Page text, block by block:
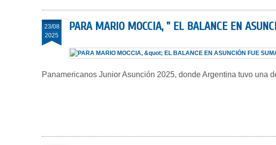
23/08
2025
PARA MARIO MOCCIA, " EL BALANCE EN
Panamericanos Junior Asunción 2025, donde Argentina tuvo una